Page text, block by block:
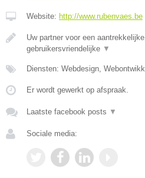
Website: http://www.rubenvaes.be
Uw partner voor een
gebruikersvriendelijke ▼
Diensten: Webdesign,
Er wordt gewerkt op afspraak.
Laatste facebook posts ▼
Sociale media: